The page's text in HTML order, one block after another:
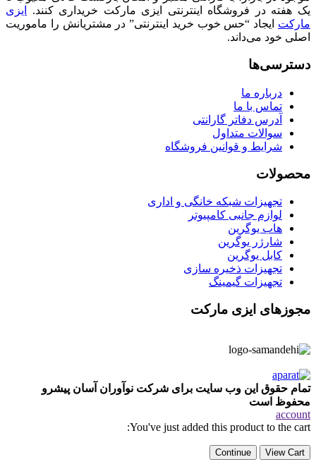
یک هفته در فروشگاه اینترنتی ایزی مارکت خریداری کنند.
ایزی
مارکت ایجاد “حس خوب خرید اینترنتی” در مشتریانش را ماموریت
اصلی خود می‌داند.
دسترسی‌ها
درباره ما
تماس با ما
آدرس دفاتر گارانتی
سوالات متداول
شرایط و قوانین فروشگاه
محصولات
تجهیزات شبکه خانگی و اداری
لوازم جانبی کامپیوتر
هاب یوگرین
شارژر یوگرین
کابل یوگرین
تجهیزات ذخیره سازی
تجهیزات گیمینگ
مجوزهای ایزی مارکت
تمام حقوق این وب سایت برای شرکت نوآوران آسان پیشرو
محفوظ است
account
You've just added this product to the cart:
View Cart
Continue